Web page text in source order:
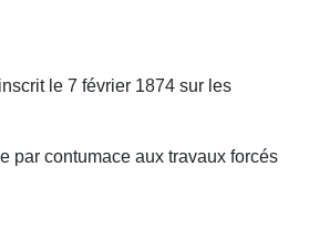
le 7 février 1874 sur les
par contumace aux travaux forcés